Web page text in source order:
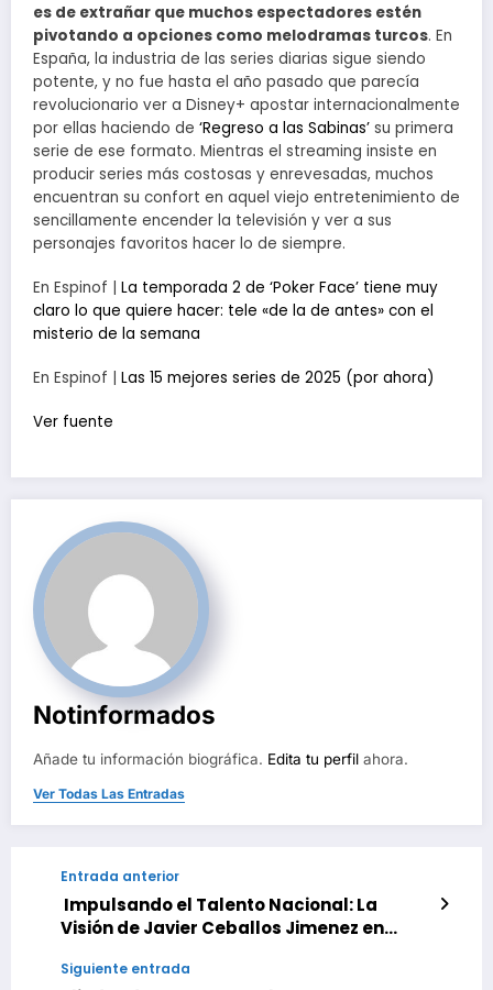
es de extrañar que muchos espectadores estén
pivotando a opciones como melodramas turcos. En
España, la industria de las series diarias sigue siendo
potente, y no fue hasta el año pasado que parecía
revolucionario ver a Disney+ apostar internacionalmente
por ellas haciendo de ‘Regreso a las Sabinas’ su primera
serie de ese formato. Mientras el streaming insiste en
producir series más costosas y enrevesadas, muchos
encuentran su confort en aquel viejo entretenimiento de
sencillamente encender la televisión y ver a sus
personajes favoritos hacer lo de siempre.
En Espinof | La temporada 2 de ‘Poker Face’ tiene muy
claro lo que quiere hacer: tele «de la de antes» con el
misterio de la semana
En Espinof | Las 15 mejores series de 2025 (por ahora)
Ver fuente
Notinformados
Añade tu información biográfica. Edita tu perfil ahora.
Ver Todas Las Entradas
Entrada anterior
Impulsando el Talento Nacional: La
Visión de Javier Ceballos Jimenez en
Siguiente entrada